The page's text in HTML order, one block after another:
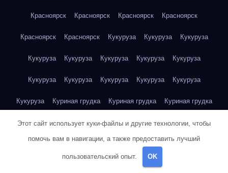
Красноярск Красноярск Красноярск Красноярск
Красноярск Красноярск Кукуруза Кукуруза Кукуруза
Кукуруза Кукуруза Кукуруза Кукуруза Кукуруза
Кукуруза Кукуруза Кукуруза Кукуруза Кукуруза
Кукуруза Куриная грудка Куриная грудка Куриная грудка
Куриная грудка Куриная грудка Куриная грудка
Куриная грудка Куриная грудка
Куриная грудка
Этот сайт использует куки-файлы и другие технологии, чтобы
помочь вам в навигации, а также предоставить лучший
пользовательский опыт. OK